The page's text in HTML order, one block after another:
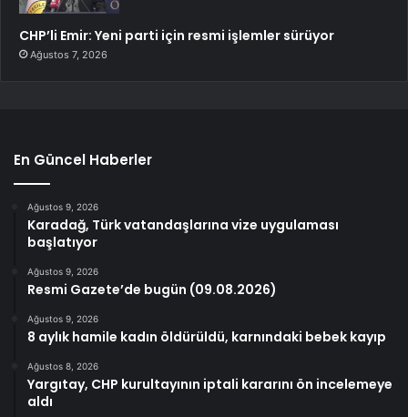
CHP’li Emir: Yeni parti için resmi işlemler sürüyor
Ağustos 7, 2026
En Güncel Haberler
Ağustos 9, 2026
Karadağ, Türk vatandaşlarına vize uygulaması
başlatıyor
Ağustos 9, 2026
Resmi Gazete’de bugün (09.08.2026)
Ağustos 9, 2026
8 aylık hamile kadın öldürüldü, karnındaki bebek kayıp
Ağustos 8, 2026
Yargıtay, CHP kurultayının iptali kararını ön incelemeye
aldı